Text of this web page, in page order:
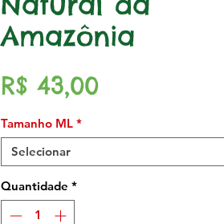
Amazônia
R$ 43,00Preço
Tamanho ML *
Selecionar
Quantidade *